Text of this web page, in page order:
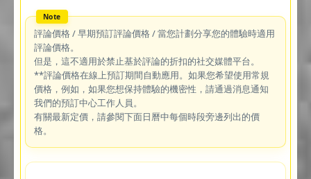
評論價格 / 早期預訂評論價格 / 當您計劃分享您的體驗時適用
評論價格。
但是，這不適用於禁止基於評論的折扣的社交媒體平台。
**評論價格在線上預訂期間自動應用。如果您希望使用常規
價格，例如，如果您想保持體驗的機密性，請通過消息通知
我們的預訂中心工作人員。
有關最新定價，請參閱下面日曆中每個時段旁邊列出的價
格。